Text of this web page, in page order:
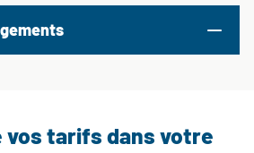
vos tarifs dans votre